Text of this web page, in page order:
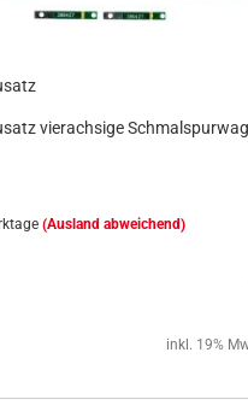
vierachsige
(Ausland abweichend)
inkl. 19%